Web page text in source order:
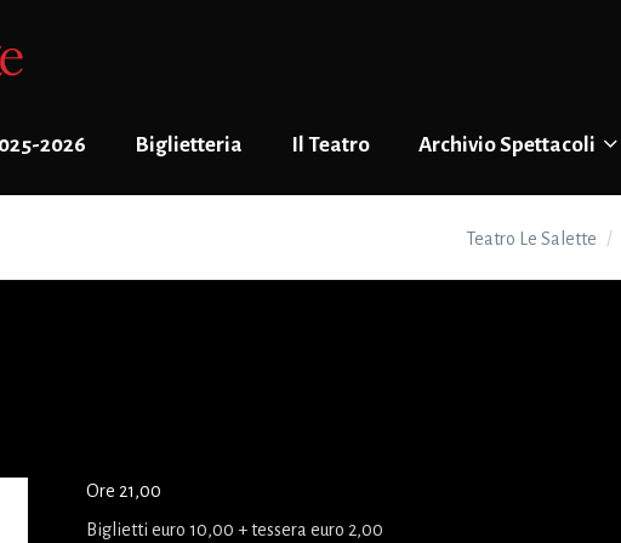
2026 Biglietteria Il Teatro Archivio Spettacoli
Teatro Le Salette
Ore 21,00
Biglietti euro 10,00 + tessera euro 2,00